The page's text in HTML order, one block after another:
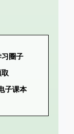
圈子
子课本